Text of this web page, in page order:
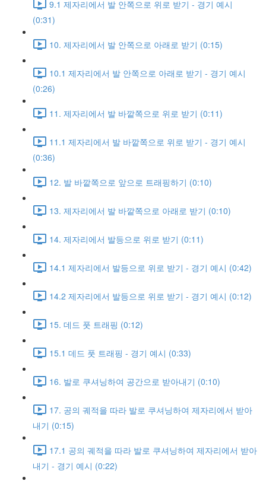
9.1 제자리에서 발 안쪽으로 위로 받기 - 경기 예시
(0:31)
10. 제자리에서 발 안쪽으로 아래로 받기 (0:15)
10.1 제자리에서 발 안쪽으로 아래로 받기 - 경기 예시
(0:26)
11. 제자리에서 발 바깥쪽으로 위로 받기 (0:11)
11.1 제자리에서 발 바깥쪽으로 위로 받기 - 경기 예시
(0:36)
12. 발 바깥쪽으로 앞으로 트래핑하기 (0:10)
13. 제자리에서 발 바깥쪽으로 아래로 받기 (0:10)
14. 제자리에서 발등으로 위로 받기 (0:11)
14.1 제자리에서 발등으로 위로 받기 - 경기 예시 (0:42)
14.2 제자리에서 발등으로 위로 받기 - 경기 예시 (0:12)
15. 데드 풋 트래핑 (0:12)
15.1 데드 풋 트래핑 - 경기 예시 (0:33)
16. 발로 쿠셔닝하여 공간으로 받아내기 (0:10)
17. 공의 궤적을 따라 발로 쿠셔닝하여 제자리에서 받아
내기 (0:15)
17.1 공의 궤적을 따라 발로 쿠셔닝하여 제자리에서 받아
내기 - 경기 예시 (0:22)